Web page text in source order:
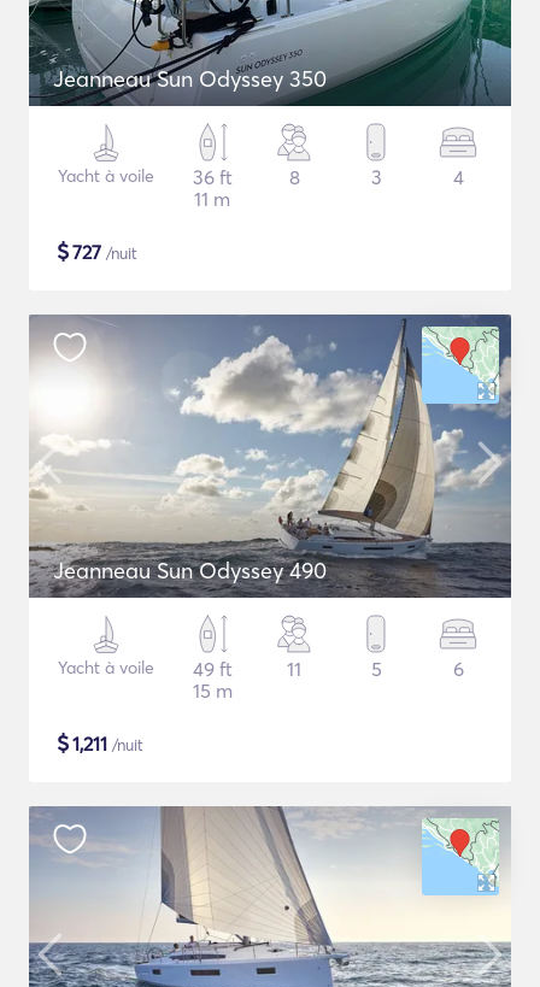
Jeanneau Sun Odyssey 350
Yacht à voile
36 ft
11 m
8 3 4
$727 /nuit
Jeanneau Sun Odyssey 490
Yacht à voile
49 ft
15 m
11 5 6
$1,211 /nuit